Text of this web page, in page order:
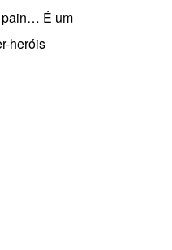
pain… É um
heróis